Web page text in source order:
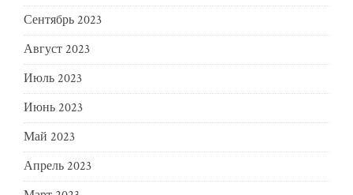
Сентябрь 2023
Август 2023
Июль 2023
Июнь 2023
Май 2023
Апрель 2023